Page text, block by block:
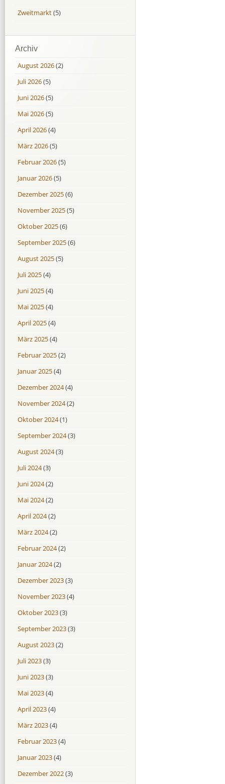
Zweitmarkt(5)
Archiv
August 2026(2)
Juli 2026(5)
Juni 2026(5)
Mai 2026(5)
April 2026(4)
März 2026(5)
Februar 2026(5)
Januar 2026(5)
Dezember 2025(6)
November 2025(5)
Oktober 2025(6)
September 2025(6)
August 2025(5)
Juli 2025(4)
Juni 2025(4)
Mai 2025(4)
April 2025(4)
März 2025(4)
Februar 2025(2)
Januar 2025(4)
Dezember 2024(4)
November 2024(2)
Oktober 2024(1)
September 2024(3)
August 2024(3)
Juli 2024(3)
Juni 2024(2)
Mai 2024(2)
April 2024(2)
März 2024(2)
Februar 2024(2)
Januar 2024(2)
Dezember 2023(3)
November 2023(4)
Oktober 2023(3)
September 2023(3)
August 2023(2)
Juli 2023(3)
Juni 2023(3)
Mai 2023(4)
April 2023(4)
März 2023(4)
Februar 2023(4)
Januar 2023(4)
Dezember 2022(3)